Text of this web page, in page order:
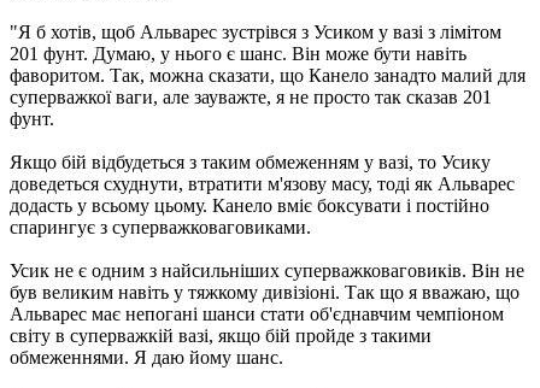
"Я б хотів, щоб Альварес зустрівся з Усиком у вазі з лімітом
201 фунт. Думаю, у нього є шанс. Він може бути навіть
фаворитом. Так, можна сказати, що Канело занадто малий для
суперважкої ваги, але зауважте, я не просто так сказав 201
фунт.
Якщо бій відбудеться з таким обмеженням у вазі, то Усику
доведеться схуднути, втратити м'язову масу, тоді як Альварес
додасть у всьому цьому. Канело вміє боксувати і постійно
спарингує з суперважковаговиками.
Усик не є одним з найсильніших суперважковаговиків. Він не
був великим навіть у тяжкому дивізіоні. Так що я вважаю, що
Альварес має непогані шанси стати об'єднавчим чемпіоном
світу в суперважкій вазі, якщо бій пройде з такими
обмеженнями. Я даю йому шанс.